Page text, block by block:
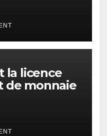
la licence
de monnaie